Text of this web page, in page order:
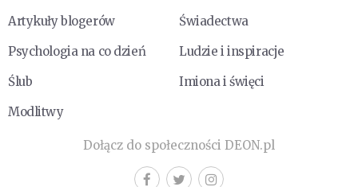
Artykuły blogerów
Świadectwa
Psychologia na co dzień
Ludzie i inspiracje
Ślub
Imiona i święci
Modlitwy
Dołącz do społeczności DEON.pl